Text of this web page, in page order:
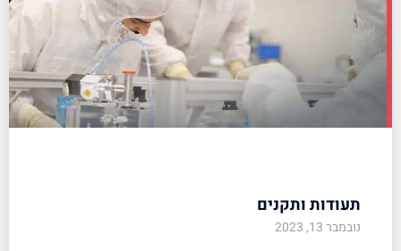
תעודות ותקנים
נובמבר 13, 2023